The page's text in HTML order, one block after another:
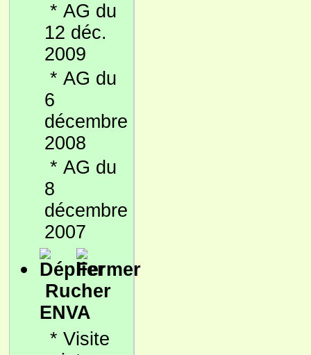
* AG du
12 déc.
2009
* AG du
6
décembre
2008
* AG du
8
décembre
2007
Rucher
ENVA
* Visite